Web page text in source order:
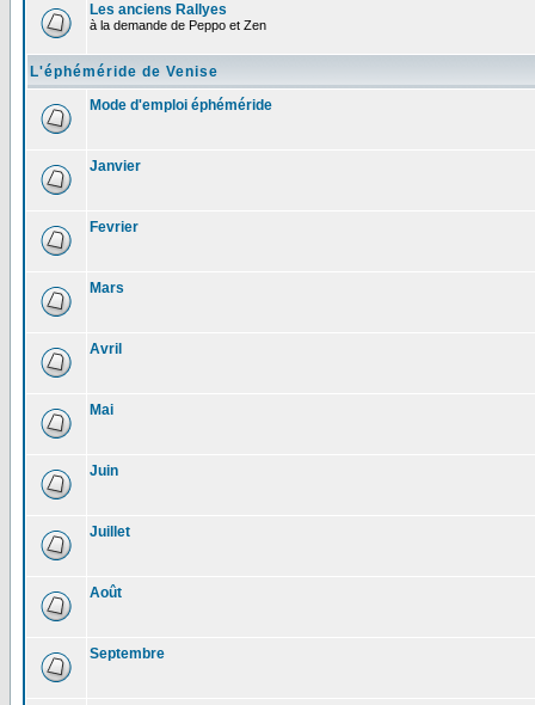
Les anciens Rallyes
à la demande de Peppo et Zen
L'éphéméride de Venise
Mode d'emploi éphéméride
Janvier
Fevrier
Mars
Avril
Mai
Juin
Juillet
Août
Septembre